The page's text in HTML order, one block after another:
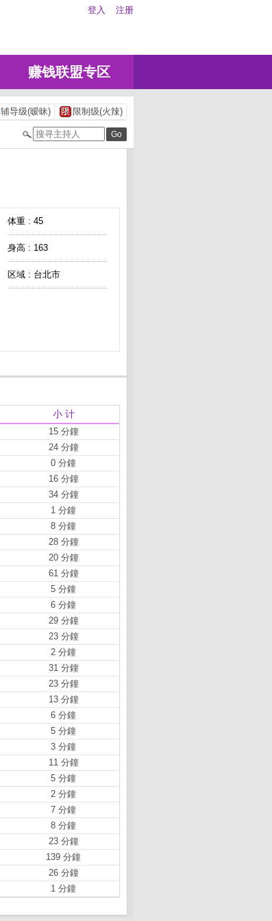
登入 注册
赚钱联盟专区
辅导级(暧昧) 限制级(火辣)
体重 : 45
身高 : 163
区域 : 台北市
小 计
15 分鐘
24 分鐘
0 分鐘
16 分鐘
34 分鐘
1 分鐘
8 分鐘
28 分鐘
20 分鐘
61 分鐘
5 分鐘
6 分鐘
29 分鐘
23 分鐘
2 分鐘
31 分鐘
23 分鐘
13 分鐘
6 分鐘
5 分鐘
3 分鐘
11 分鐘
5 分鐘
2 分鐘
7 分鐘
8 分鐘
23 分鐘
139 分鐘
26 分鐘
1 分鐘